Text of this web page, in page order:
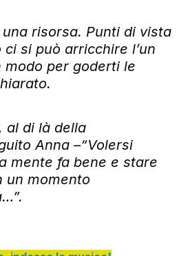
una risorsa. Punti di vista
si può arricchire l’un
per goderti le
al di là della
Anna –“Volersi
mente fa bene e stare
un momento